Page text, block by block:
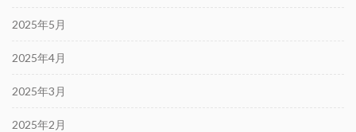
2025年5月
2025年4月
2025年3月
2025年2月